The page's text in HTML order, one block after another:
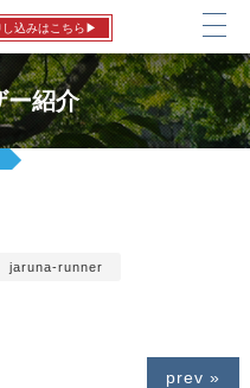
し込みはこちら▶
ー紹介
jaruna-runner
prev »